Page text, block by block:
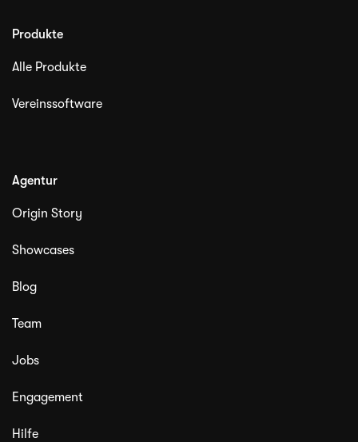
Produkte
Alle Produkte
Vereinssoftware
Agentur
Origin Story
Showcases
Blog
Team
Jobs
Engagement
Hilfe